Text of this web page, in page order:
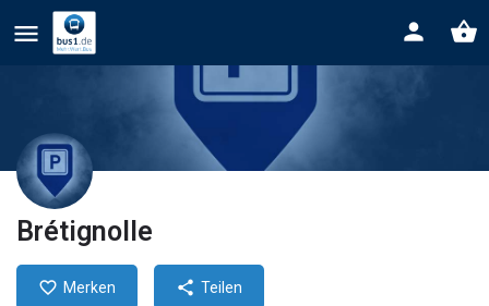
Brétignolle
Merken Teilen